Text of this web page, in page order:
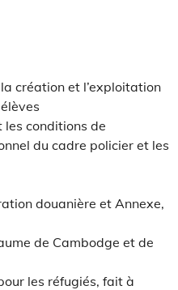
création et l’exploitation
conditions de
du cadre policier et les
douanière et Annexe,
de Cambodge et de
les réfugiés, fait à